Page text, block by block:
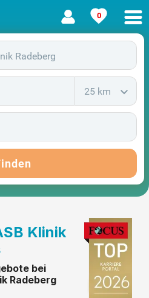
0
25 km
Klinik
bei
Radeberg